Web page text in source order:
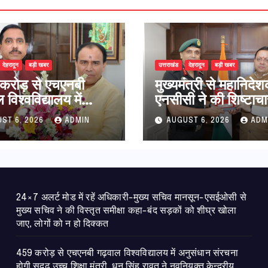
देहरादून बड़ी खबर
से एचएनबी
में
संरचना होगी
शिक्षा मंत्री धन
ने नवनियुक्त
6, 2026 ADMIN
उत्तराखंड देहरादून बड़ी खबर
मुख्यमंत्री से
एनसीसी ने की
भेंट,उत्तराखण्ड में
विस्तार एवं आधुनिक
आधारभूत संरचना के
AUGUST 6, 2026
24×7 अलर्ट मोड में रहें अधिकारी-मुख्य सचिव मानसून-एसईओसी से
मुख्य सचिव ने की विस्तृत समीक्षा कहा-बंद सड़कों को शीघ्र खोला
जाए, लोगों को न हो दिक्कत
459 करोड़ से एचएनबी गढ़वाल विश्वविद्यालय में अनुसंधान संरचना